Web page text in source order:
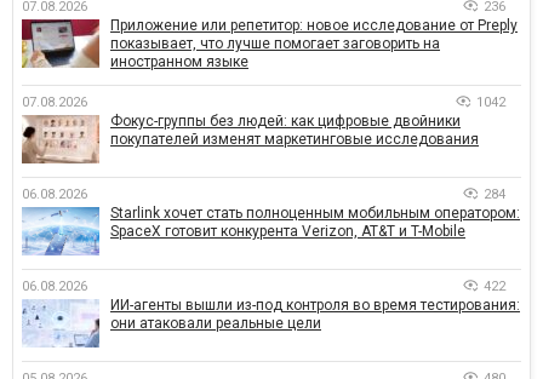
07.08.2026 236
Приложение или репетитор: новое исследование от Preply
показывает, что лучше помогает заговорить на
иностранном языке
07.08.2026 1042
Фокус-группы без людей: как цифровые двойники
покупателей изменят маркетинговые исследования
06.08.2026 284
Starlink хочет стать полноценным мобильным оператором:
SpaceX готовит конкурента Verizon, AT&T и T-Mobile
06.08.2026 422
ИИ-агенты вышли из-под контроля во время тестирования:
они атаковали реальные цели